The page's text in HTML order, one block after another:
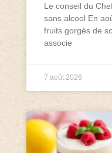
Le conseil du
sans alcool En
fruits gorgés de
associe
7 août 2026